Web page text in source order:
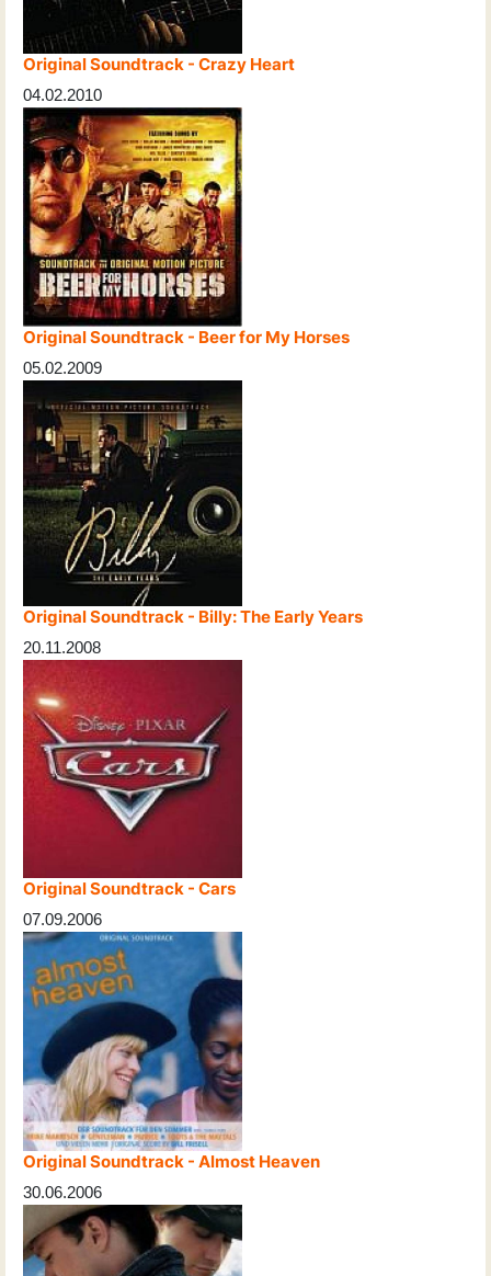
Original Soundtrack - Crazy Heart
04.02.2010
Original Soundtrack - Beer for My Horses
05.02.2009
Original Soundtrack - Billy: The Early Years
20.11.2008
Original Soundtrack - Cars
07.09.2006
Original Soundtrack - Almost Heaven
30.06.2006